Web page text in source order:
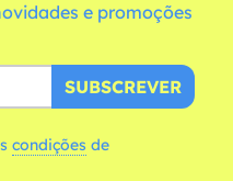
e promoções
SUBSCREVER
condições